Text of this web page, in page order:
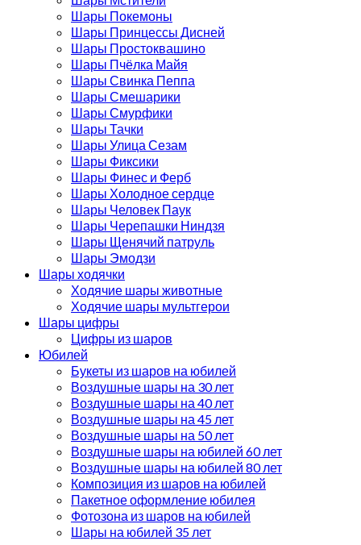
Шары Покемоны
Шары Принцессы Дисней
Шары Простоквашино
Шары Пчёлка Майя
Шары Свинка Пеппа
Шары Смешарики
Шары Смурфики
Шары Тачки
Шары Улица Сезам
Шары Фиксики
Шары Финес и Ферб
Шары Холодное сердце
Шары Человек Паук
Шары Черепашки Ниндзя
Шары Щенячий патруль
Шары Эмодзи
Шары ходячки
Ходячие шары животные
Ходячие шары мультгерои
Шары цифры
Цифры из шаров
Юбилей
Букеты из шаров на юбилей
Воздушные шары на 30 лет
Воздушные шары на 40 лет
Воздушные шары на 45 лет
Воздушные шары на 50 лет
Воздушные шары на юбилей 60 лет
Воздушные шары на юбилей 80 лет
Композиция из шаров на юбилей
Пакетное оформление юбилея
Фотозона из шаров на юбилей
Шары на юбилей 35 лет